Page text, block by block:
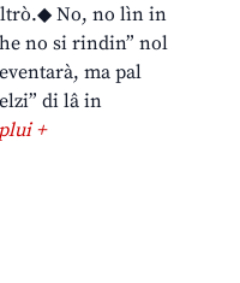
No, no lìn in
no si rindin” nol
ma pal
di lâ in
+